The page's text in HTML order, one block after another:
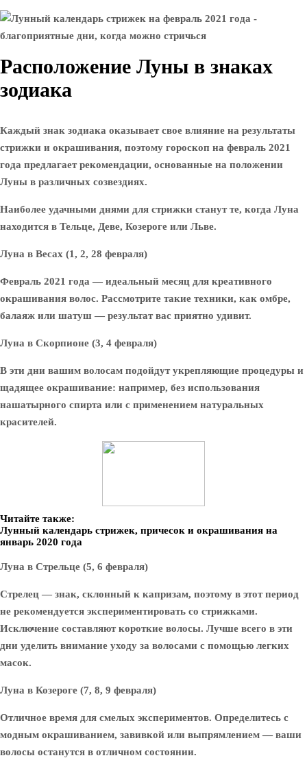
Расположение Луны в знаках
зодиака
Каждый знак зодиака оказывает свое влияние на результаты
стрижки и окрашивания, поэтому гороскоп на февраль 2021
года предлагает рекомендации, основанные на положении
Луны в различных созвездиях.
Наиболее удачными днями для стрижки станут те, когда Луна
находится в Тельце, Деве, Козероге или Льве.
Луна в Весах (1, 2, 28 февраля)
Февраль 2021 года — идеальный месяц для креативного
окрашивания волос. Рассмотрите такие техники, как омбре,
балаяж или шатуш — результат вас приятно удивит.
Луна в Скорпионе (3, 4 февраля)
В эти дни вашим волосам подойдут укрепляющие процедуры и
щадящее окрашивание: например, без использования
нашатырного спирта или с применением натуральных
красителей.
Читайте также:
Лунный календарь стрижек, причесок и окрашивания на
январь 2020 года
Луна в Стрельце (5, 6 февраля)
Стрелец — знак, склонный к капризам, поэтому в этот период
не рекомендуется экспериментировать со стрижками.
Исключение составляют короткие волосы. Лучше всего в эти
дни уделить внимание уходу за волосами с помощью легких
масок.
Луна в Козероге (7, 8, 9 февраля)
Отличное время для смелых экспериментов. Определитесь с
модным окрашиванием, завивкой или выпрямлением — ваши
волосы останутся в отличном состоянии.